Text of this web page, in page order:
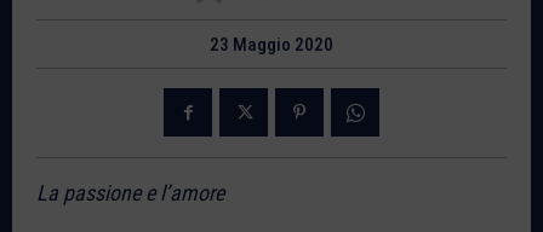
23 Maggio 2020
La passione e l’amore